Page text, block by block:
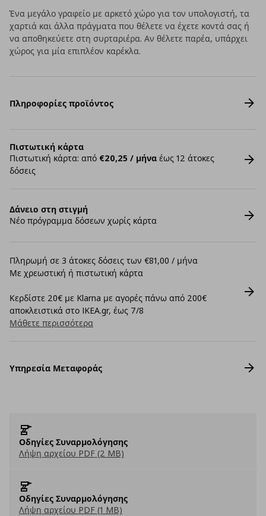
Ένα μεγάλο γραφείο με αρκετό χώρο για τον υπολογιστή, τα
χαρτιά και άλλα πράγματα που θέλετε να έχετε κοντά σας ή
να αποθηκεύετε στη συρταριέρα. Αν θέλετε παρέα, υπάρχει
χώρος για μία επιπλέον καρέκλα.
Πληροφορίες προϊόντος
Πιστωτική κάρτα
Πιστωτική κάρτα: από €20,25 / μήνα έως 12 άτοκες
δόσεις
Δάνειο στη στιγμή
Νέο πρόγραμμα δόσεων χωρίς κάρτα
Πληρωμή σε 3 άτοκες δόσεις των €81,00 / μήνα
Με χρεωστική ή πιστωτική κάρτα
Κερδίστε 20€ με Klarna με αγορές πάνω από 200€
αποκλειστικά στο IKEA.gr, έως 7/8
Μάθετε περισσότερα
Υπηρεσία Μεταφοράς
Οδηγίες Συναρμολόγησης
Λήψη αρχείου PDF (2 MB)
Οδηγίες Συναρμολόγησης
Λήψη αρχείου PDF (1 MB)